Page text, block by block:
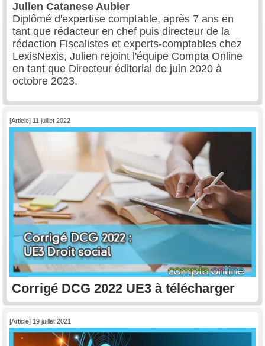
Julien Catanese Aubier
Diplômé d'expertise comptable, après 7 ans en
tant que rédacteur en chef puis directeur de la
rédaction Fiscalistes et experts-comptables chez
LexisNexis, Julien rejoint l'équipe Compta Online
en tant que Directeur éditorial de juin 2020 à
octobre 2023.
[Article] 11 juillet 2022
Corrigé DCG 2022 UE3 à télécharger
[Article] 19 juillet 2021